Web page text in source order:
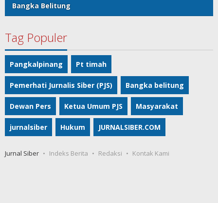
Bangka Belitung
Tag Populer
Pangkalpinang Pt timah
Pemerhati Jurnalis Siber (PJS) Bangka belitung
Dewan Pers Ketua Umum PJS Masyarakat
jurnalsiber Hukum JURNALSIBER.COM
Jurnal Siber Indeks Berita Redaksi Kontak Kami